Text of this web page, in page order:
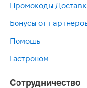
Промокоды
Бонусы от
Помощь
Гастроном
Сотрудничество